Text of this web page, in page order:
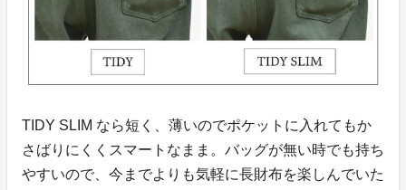
TIDY SLIM なら短く、薄いのでポケットに入れてもか
さばりにくくスマートなまま。バッグが無い時でも持ち
やすいので、今までよりも気軽に長財布を楽しんでいた